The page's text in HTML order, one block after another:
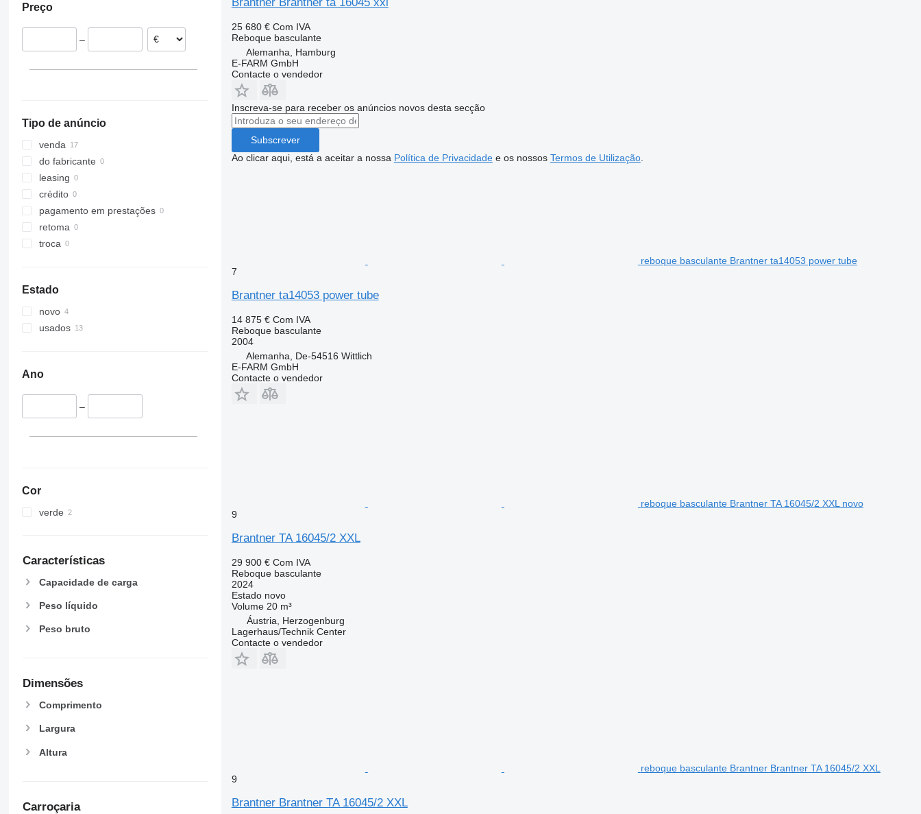
Preço
–
Tipo de anúncio
venda
do fabricante
leasing
crédito
pagamento em prestações
retoma
troca
Estado
novo
usados
Ano
–
Cor
verde
Características
Capacidade de carga
Peso líquido
Peso bruto
Dimensões
Comprimento
Largura
Altura
Carroçaria
25 680 € Com IVA
Reboque basculante
Alemanha, Hamburg
E-FARM GmbH
Contacte o vendedor
Inscreva-se para receber os anúncios novos desta secção
Subscrever
Ao clicar aqui, está a aceitar a nossa Política de Privacidadee os nossos Termos de Utilização.
reboque basculante Brantner ta14053 power tube
7
Brantner ta14053 power tube
14 875 € Com IVA
Reboque basculante
2004
Alemanha, De-54516 Wittlich
E-FARM GmbH
Contacte o vendedor
reboque basculante Brantner TA 16045/2 XXL novo
9
Brantner TA 16045/2 XXL
29 900 € Com IVA
Reboque basculante
2024
Estadonovo
Volume 20 m³
Áustria, Herzogenburg
Lagerhaus/Technik Center
Contacte o vendedor
reboque basculante Brantner Brantner TA 16045/2 XXL
9
Brantner Brantner TA 16045/2 XXL